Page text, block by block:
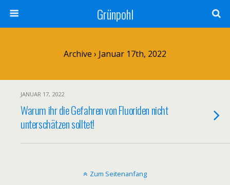
Grünpohl
Archive › Januar 17th, 2022
JANUAR 17, 2022
Warum ihr die Gefahren von Fluoriden nicht
unterschätzen solltet!
Zum Seitenanfang